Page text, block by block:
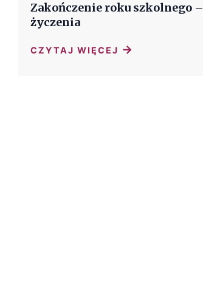
Zakończenie roku szkolnego –
życzenia
CZYTAJ WIĘCEJ →